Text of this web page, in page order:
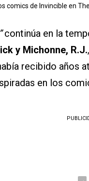
comics de Invincible en
continúa en la
y Michonne, R.J.
recibido años
en los